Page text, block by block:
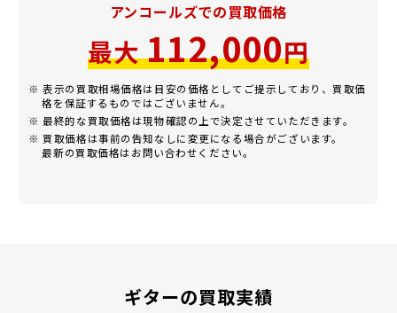
アンコールズでの買取価格
最大112,000円
※ 表示の買取相場価格は目安の価格としてご提示しており、買取価
格を保証するものではございません。
※ 最終的な買取価格は現物確認の上で決定させていただきます。
※ 買取価格は事前の告知なしに変更になる場合がございます。
最新の買取価格はお問い合わせください。
ギターの買取実績